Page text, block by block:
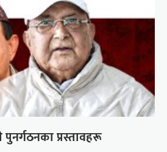
प्रस्तावहरू